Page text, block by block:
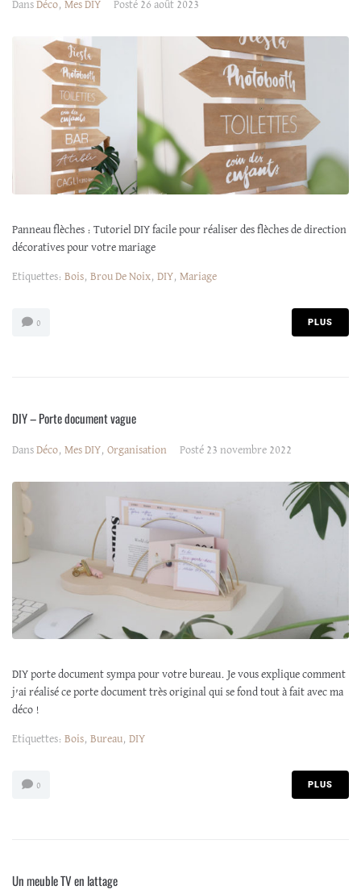
Dans Déco, Mes DIY Posté 26 août 2023
Panneau flèches : Tutoriel DIY facile pour réaliser des flèches de direction
décoratives pour votre mariage
Etiquettes: Bois, Brou De Noix, DIY, Mariage
0 PLUS
DIY – Porte document vague
Dans Déco, Mes DIY, Organisation Posté 23 novembre 2022
DIY porte document sympa pour votre bureau. Je vous explique comment
j’ai réalisé ce porte document très original qui se fond tout à fait avec ma
déco !
Etiquettes: Bois, Bureau, DIY
0 PLUS
Un meuble TV en lattage